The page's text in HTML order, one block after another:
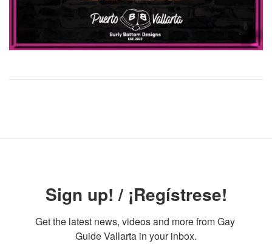
Sign up! / ¡Regístrese!
Get the latest news, videos and more from Gay
Guide Vallarta in your inbox.